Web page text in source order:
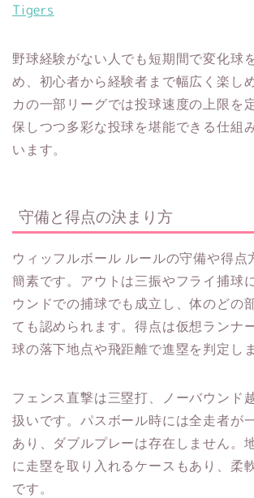
Tigers
野球経験がない人でも短期間で変化球
め、初心者から経験者まで幅広く楽し
カの一部リーグでは投球速度の上限を
保しつつ多彩な投球を堪能できる仕組
います。
守備と得点の決まり方
ウィッフルボール ルールの守備や得点
簡素です。アウトは三振やフライ捕球
ウンドでの捕球でも成立し、体のどの
ても認められます。得点は仮想ランナ
球の落下地点や飛距離で進塁を判定しま
フェンス直撃は三塁打、ノーバウンド
扱いです。パスボール時には全走者が
あり、ダブルプレーは存在しません。
に走塁を取り入れるケースもあり、柔
です。